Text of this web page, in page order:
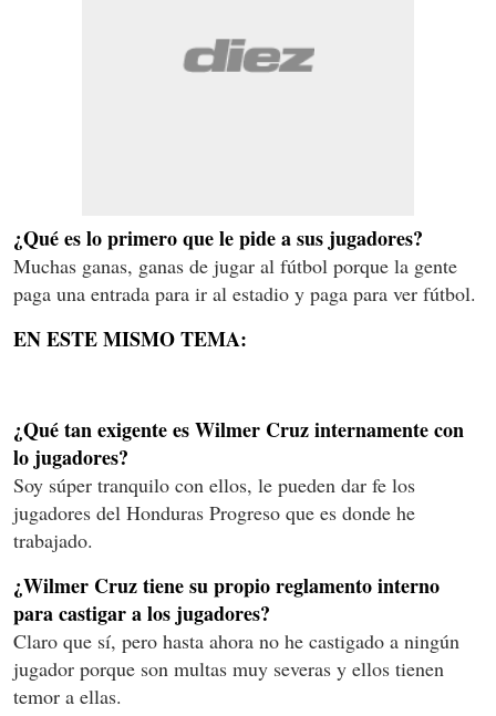
¿Qué es lo primero que le pide a sus jugadores?
Muchas ganas, ganas de jugar al fútbol porque la gente
paga una entrada para ir al estadio y paga para ver fútbol.
EN ESTE MISMO TEMA:
¿Qué tan exigente es Wilmer Cruz internamente con
lo jugadores?
Soy súper tranquilo con ellos, le pueden dar fe los
jugadores del Honduras Progreso que es donde he
trabajado.
¿Wilmer Cruz tiene su propio reglamento interno
para castigar a los jugadores?
Claro que sí, pero hasta ahora no he castigado a ningún
jugador porque son multas muy severas y ellos tienen
temor a ellas.